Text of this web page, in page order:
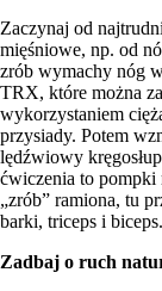
Zaczynaj od
mięśniowe, np. od
zrób wymachy nóg
TRX, które można
wykorzystaniem
przysiady. Potem
lędźwiowy
ćwiczenia to pompki
„zrób” ramiona, tu
barki, triceps i biceps.
Zadbaj o ruch